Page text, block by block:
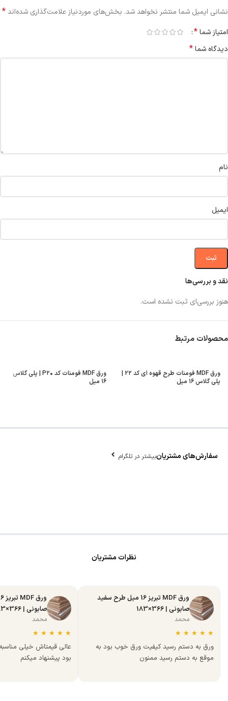
نقد و بررسی‌ها
هنوز بررسی‌ای ثبت نشده است.
نشانی ایمیل شما منتشر نخواهد شد. بخش‌های موردنیاز علامت‌گذاری شده‌اند*
امتیاز شما*
دیدگاه شما*
نام
ایمیل
محصولات مرتبط
ورق MDF فومنات طرح قهوه ای کد ۲۲ |
پلی گلاس ۱۶ میل
ورق MDF فومنات کد P۲۰ | پلی گلاس
۱۶ میل
سفارش‌های مشتریانبیشتر در تلگرام
نظرات مشتریان
ورق MDF تبریز 16 میل طرح سفید
صابونی | 366×183
محمد
★
★
★
★
★
ورق به دستم رسید کیفیت ورق خوب بود به
موقع به دستم رسید ممنون
صابونی | 366×183
محمد
★
★
★
★
★
عالی قیمتاش خیلی
بود پیشنهاد میکنم